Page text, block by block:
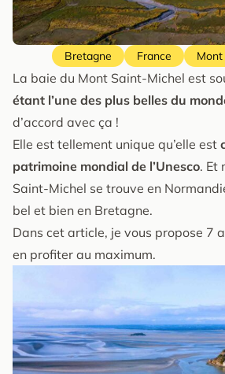
Bretagne France
La baie du Mont Saint-Michel est
étant l’une des plus belles du
d’accord avec ça !
Elle est tellement unique qu’elle est
patrimoine mondial de l’Unesco. Et
Saint-Michel se trouve en
bel et bien en Bretagne.
Dans cet article, je vous propose 7
en profiter au maximum.